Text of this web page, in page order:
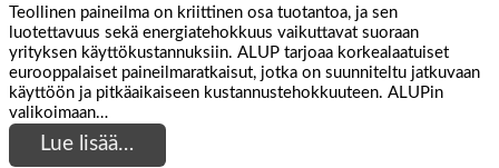
Teollinen paineilma on kriittinen osa tuotantoa, ja sen
luotettavuus sekä energiatehokkuus vaikuttavat suoraan
yrityksen käyttökustannuksiin. ALUP tarjoaa korkealaatuiset
eurooppalaiset paineilmaratkaisut, jotka on suunniteltu jatkuvaan
käyttöön ja pitkäaikaiseen kustannustehokkuuteen. ALUPin
valikoimaan…
Lue lisää…